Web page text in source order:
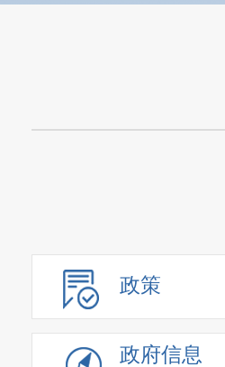
政策
政府信息